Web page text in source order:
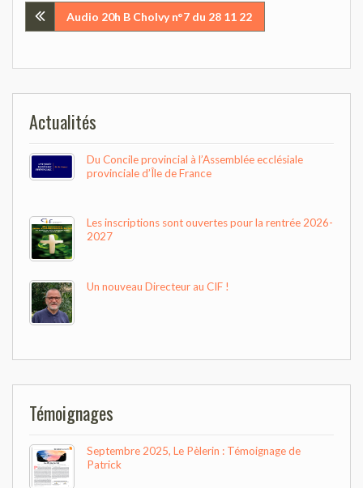
Navigation
l’article
Audio 20h B Cholvy n°7 du 28 11 22
Actualités
Du Concile provincial à l’Assemblée ecclésiale
provinciale d’Île de France
Les inscriptions sont ouvertes pour la rentrée 2026-
2027
Un nouveau Directeur au CIF !
Témoignages
Septembre 2025, Le Pèlerin : Témoignage de
Patrick